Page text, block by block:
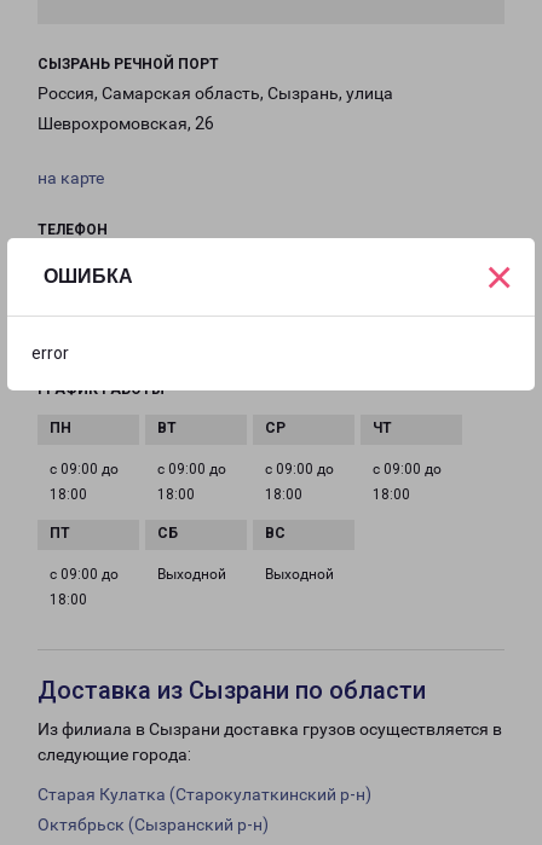
ОШИБКА
error
×
СЫЗРАНЬ РЕЧНОЙ ПОРТ
Россия, Самарская область, Сызрань, улица
Шеврохромовская, 26
на карте
ТЕЛЕФОН
ГРАФИК РАБОТЫ
с 09:00 до
18:00
с 09:00 до
18:00
с 09:00 до
18:00
с 09:00 до
18:00
с 09:00 до
18:00
Выходной Выходной
Доставка из Сызрани по области
Из филиала в Сызрани доставка грузов осуществляется в
следующие города:
Старая Кулатка (Старокулаткинский р-н)
Октябрьск (Сызранский р-н)